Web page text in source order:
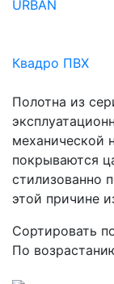
URBAN
Квадро ПВХ
Полотна из
механической
покрываются
стилизованно
этой причине
Сортировать
По